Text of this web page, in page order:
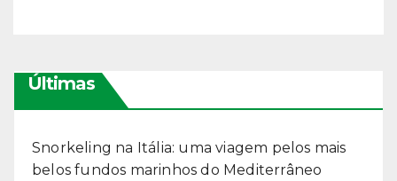
Últimas
Snorkeling na Itália: uma viagem pelos mais
belos fundos marinhos do Mediterrâneo